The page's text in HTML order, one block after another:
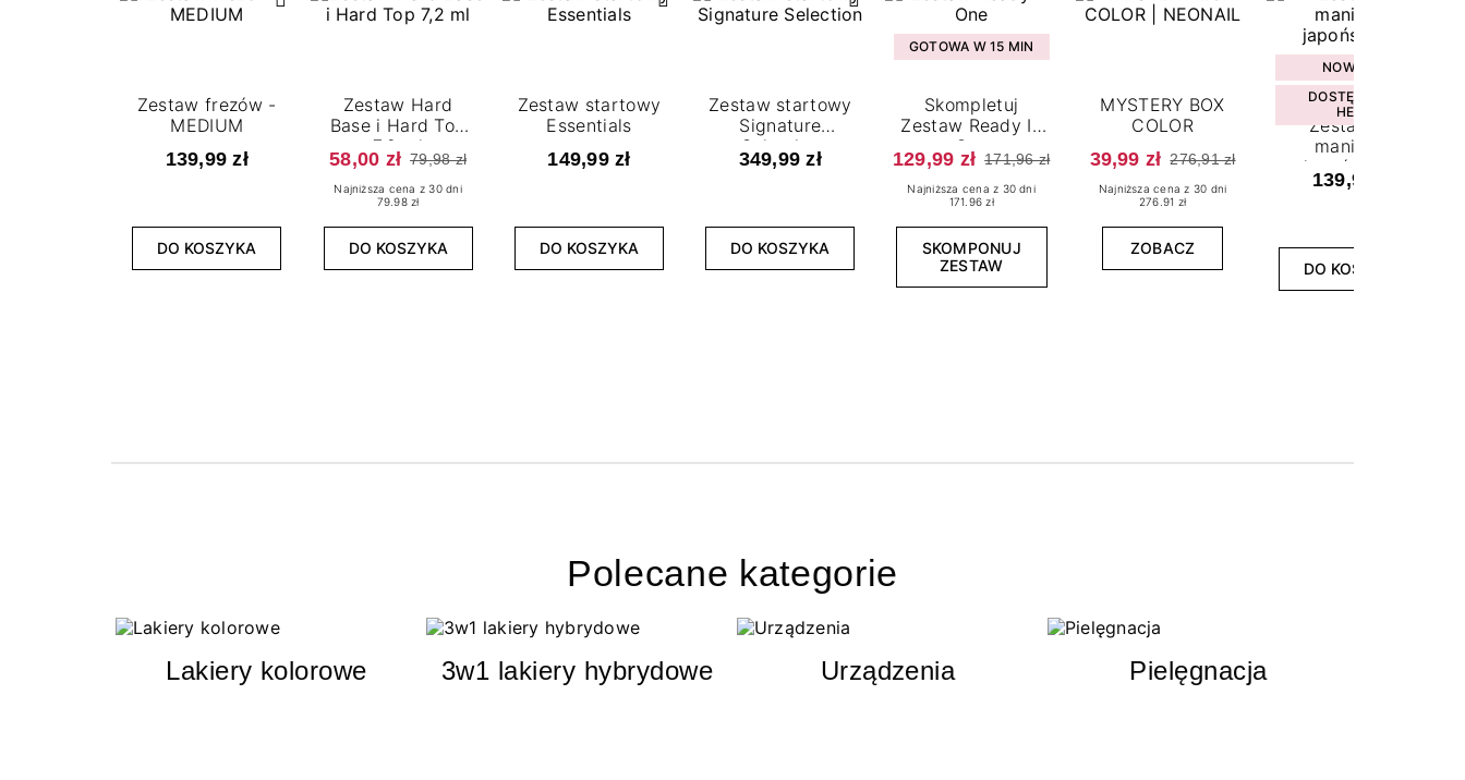
Zestaw frezów -
MEDIUM
139,99 zł
DO KOSZYKA
Zestaw Hard
Base i Hard Top
7,2 ml
58,00 zł 79,98 zł
Najniższa cena z 30 dni
79.98 zł
DO KOSZYKA
Zestaw startowy
Essentials
149,99 zł
DO KOSZYKA
Zestaw startowy
Signature
Selection
349,99 zł
DO KOSZYKA
GOTOWA W 15 MIN
Skompletuj
Zestaw Ready In
One
129,99 zł 171,96 zł
Najniższa cena z 30 dni
171.96 zł
SKOMPONUJ
ZESTAW
MYSTERY BOX
COLOR
39,99 zł 276,91 zł
Najniższa cena z 30 dni
276.91 zł
ZOBACZ
NOWOŚĆ
DOSTĘPNY W
HEBE
Zestaw do
manicure
japońskiego
139,99 zł
DO KOSZYKA
Polecane kategorie
Lakiery kolorowe 3w1 lakiery hybrydowe Urządzenia Pielęgnacja